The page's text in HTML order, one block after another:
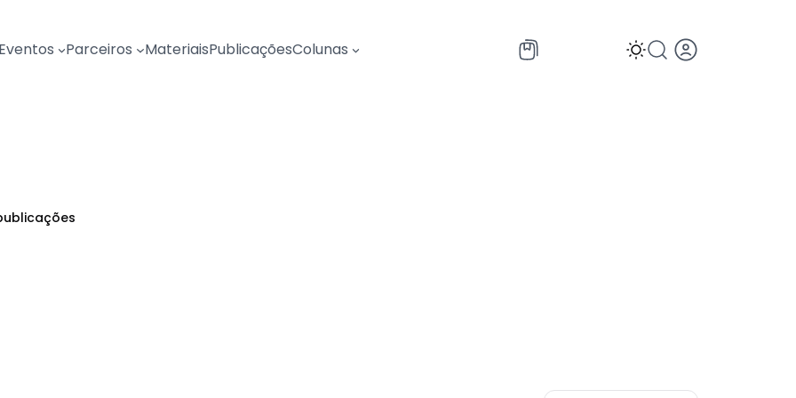
Eventos Parceiros MateriaisPublicaçõesColunas